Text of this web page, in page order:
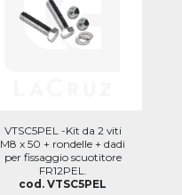
VTSC5PEL -Kit da 2 viti
M8 x 50 + rondelle + dadi
per fissaggio scuotitore
FR12PEL.
cod. VTSC5PEL